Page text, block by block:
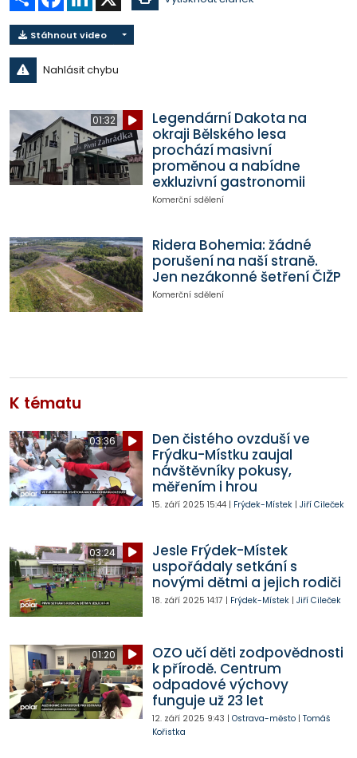
Stáhnout video
Nahlásit chybu
01:32
Legendární Dakota na
okraji Bělského lesa
prochází masivní
proměnou a nabídne
exkluzivní gastronomii
Komerční sdělení
Ridera Bohemia: žádné
porušení na naší straně.
Jen nezákonné šetření ČIŽP
Komerční sdělení
K tématu
03:36
Den čistého ovzduší ve
Frýdku-Místku zaujal
návštěvníky pokusy,
měřením i hrou
15. září 2025 15:44| Frýdek-Místek| Jiří Cileček
03:24
Jesle Frýdek-Místek
uspořádaly setkání s
novými dětmi a jejich rodiči
18. září 2025 14:17 | Frýdek-Místek| Jiří Cileček
01:20
OZO učí děti zodpovědnosti
k přírodě. Centrum
odpadové výchovy
funguje už 23 let
12. září 2025 9:43 | Ostrava-město| Tomáš
Kořistka